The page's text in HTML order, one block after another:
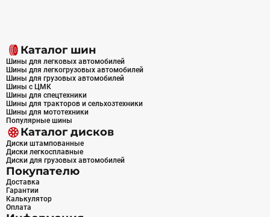
Каталог шин
Шины для легковых автомобилей
Шины для легкогрузовых автомобилей
Шины для грузовых автомобилей
Шины с ЦМК
Шины для спецтехники
Шины для тракторов и сельхозтехники
Шины для мототехники
Популярные шины
Каталог дисков
Диски штампованные
Диски легкосплавные
Диски для грузовых автомобилей
Покупателю
Доставка
Гарантии
Калькулятор
Оплата